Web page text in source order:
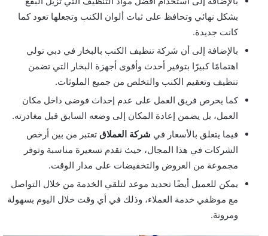
بشكل نهائي وتحافظ على ثبات ألوان الكنب وتجعلها تعود كما
كانت جديدة.
بالإضافة إلى أن شركة تنظيف الكنب بالبخار في دبي تولي
اهتمامًا كبيرًا بتوفير أحدث وأقوى أجهزة البخار التي تضمن
تنظيف وتعقيم الكنب والتخلص من جميع الملوثات.
كما يحرص فريق العمل على عدم إحداث فوضى داخل مكان
العمل، بل يضمن إعادة المكان إلى وضعه السابق قبل مغادرته.
فيما يتعلق بالأسعار في شركة العملاق تعتبر من بين أرخص
الشركات في هذا المجال، حيث تقدم تسعيرة مناسبة وتوفر
مجموعة من العروض والتخفيضات على مدار الوقت.
يمكن للعميل أيضًا تحديد موعد لتلقي الخدمة من خلال التواصل
مع موظفي خدمة العملاء، وذلك في أي وقت خلال اليوم بسهولة
ومرونة.